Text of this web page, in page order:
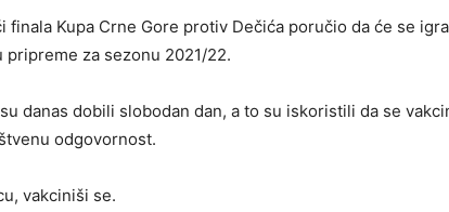
finala Kupa Crne Gore protiv Dečića poručio da će se
za sezonu 2021/22.
danas dobili slobodan dan, a to su iskoristili da se
odgovornost.
vakciniši se.